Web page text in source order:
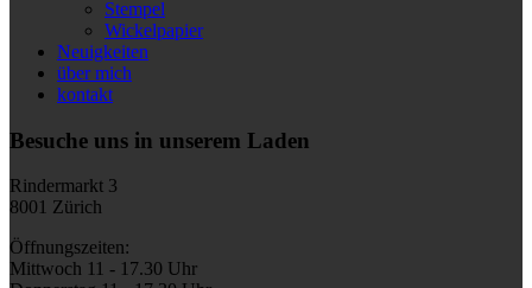
Stempel
Wickelpapier
Neuigkeiten
über mich
kontakt
Besuche uns in unserem Laden
Rindermarkt 3
8001 Zürich
Öffnungszeiten:
Mittwoch 11 - 17.30 Uhr